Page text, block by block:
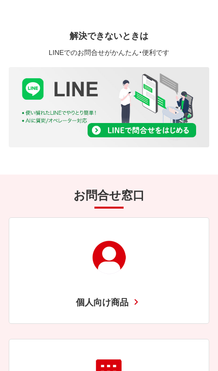
解決できないときは
LINEでのお問合せがかんたん・便利です
お問合せ窓口
個人向け商品